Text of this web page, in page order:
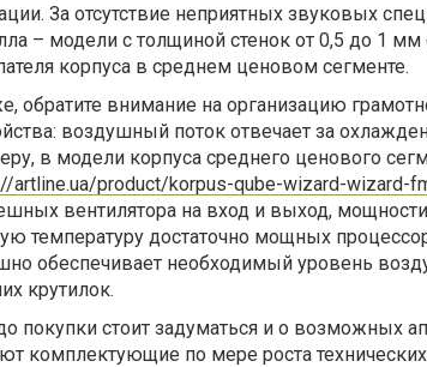
За отсутствие неприятных звуковых
– модели с толщиной стенок от 0,5 до 1
корпуса в среднем ценовом сегменте.
обратите внимание на организацию
воздушный поток отвечает за
в модели корпуса среднего ценового
artline.ua/product/korpus-qube-wizard-wizard-
вентилятора на вход и выход,
температуру достаточно мощных
обеспечивает необходимый уровень
крутилок.
покупки стоит задуматься и о возможных
комплектующие по мере роста